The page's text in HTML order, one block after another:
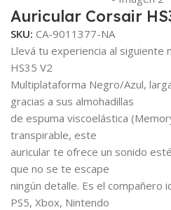
Auricular Corsair
SKU: CA-9011377-NA
Llevá tu experiencia al siguiente
HS35 V2
Multiplataforma Negro/Azul,
gracias a sus almohadillas
de espuma viscoelástica
transpirable, este
auricular te ofrece un sonido
que no se te escape
ningún detalle. Es el compañero
PS5, Xbox, Nintendo